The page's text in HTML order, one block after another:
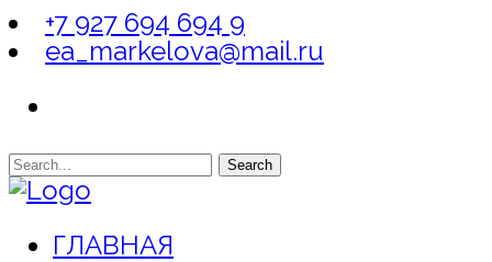
+7 927 694 694 9
ea_markelova@mail.ru
Search
ГЛАВНАЯ